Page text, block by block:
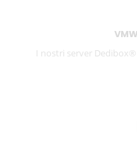
I nostri server